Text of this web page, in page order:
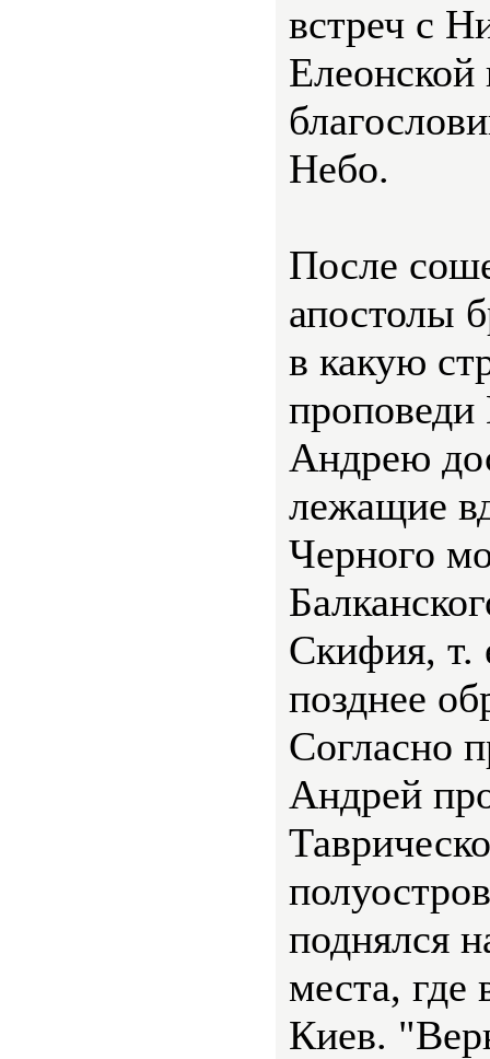
встреч с
Елеонской
Небо.
После
апостолы
в какую
проповеди
Андрею
лежащие
Черного
Скифия, т.
позднее
Согласно
Андрей
поднялся
места, где
Киев.